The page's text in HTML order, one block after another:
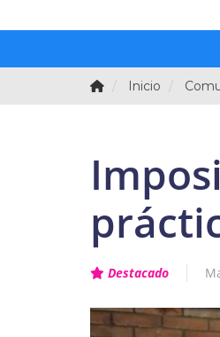
Inicio
Destacado